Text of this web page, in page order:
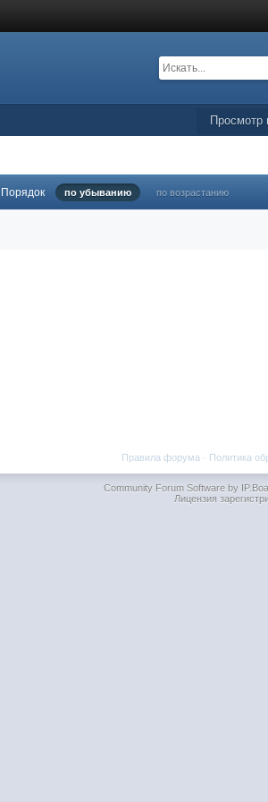
Просмотр
Порядок по убыванию по возрастанию
Политика
Правила форума ·
Community Forum Software by
Лицензия